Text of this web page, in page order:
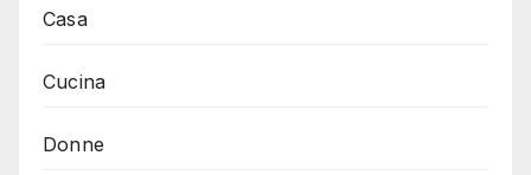
Casa
Cucina
Donne